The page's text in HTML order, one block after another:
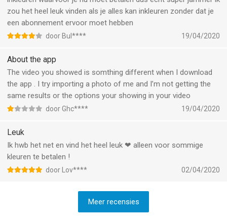
zou het heel leuk vinden als je alles kan inkleuren zonder dat je
een abonnement ervoor moet hebben
door Bul**** 19/04/2020
About the app
The video you showed is somthing different when I download
the app . I try importing a photo of me and I’m not getting the
same results or the options your showing in your video
door Ghc**** 19/04/2020
Leuk
Ik hwb het net en vind het heel leuk ❤︎ alleen voor sommige
kleuren te betalen !
door Lov**** 02/04/2020
Meer recensies